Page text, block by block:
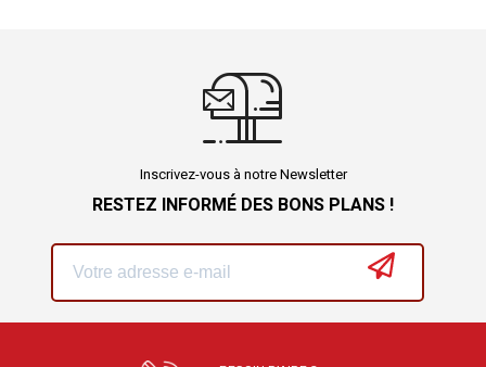
Inscrivez-vous à notre Newsletter
RESTEZ INFORMÉ DES BONS PLANS !